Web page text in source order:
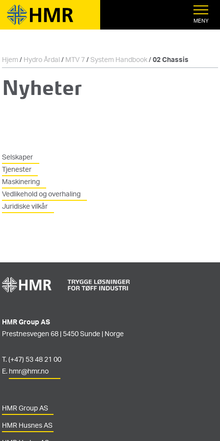
MENY
Hjem / Hydro Årdal / MTV 7 /System Handbook/02 Chassis
Nyheter
Selskaper
Tjenester
Maskinering
Vedlikehold og overhaling
Juridiske vilkår
HMR Group AS
Prestnesvegen 68 | 5450 Sunde | Norge
T. (+47) 53 48 21 00
E. hmr@hmr.no
HMR Group AS
HMR Husnes AS